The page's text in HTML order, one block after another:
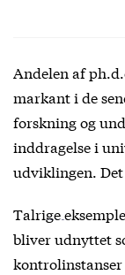
Andelen af
markanti de
forskning og
inddragelse i
udviklingen.
Talrige
bliver udnyttet